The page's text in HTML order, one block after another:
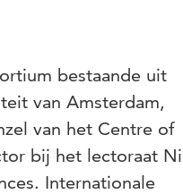
bestaande uit
van Amsterdam,
van het Centre of
bij het lectoraat
Internationale